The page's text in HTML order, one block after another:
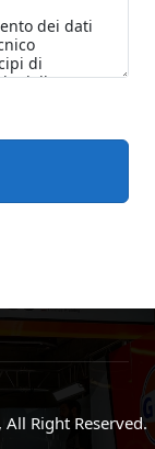
, All Right Reserved.